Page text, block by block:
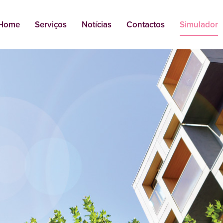
Serviços Notícias Contactos Simulador